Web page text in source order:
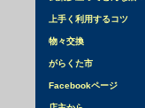
上手く利用するコツ
物々交換
がらくた市
Facebookページ